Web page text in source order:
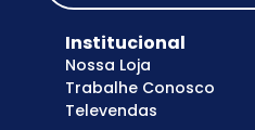
Institucional
Nossa Loja
Trabalhe Conosco
Televendas